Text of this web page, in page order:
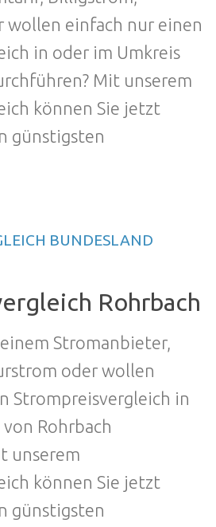
wollen einfach nur einen
in oder im Umkreis
Mit unserem
können Sie jetzt
günstigsten
BUNDESLAND
Rohrbach
Stromanbieter,
oder wollen
Strompreisvergleich in
Rohrbach
unserem
können Sie jetzt
günstigsten